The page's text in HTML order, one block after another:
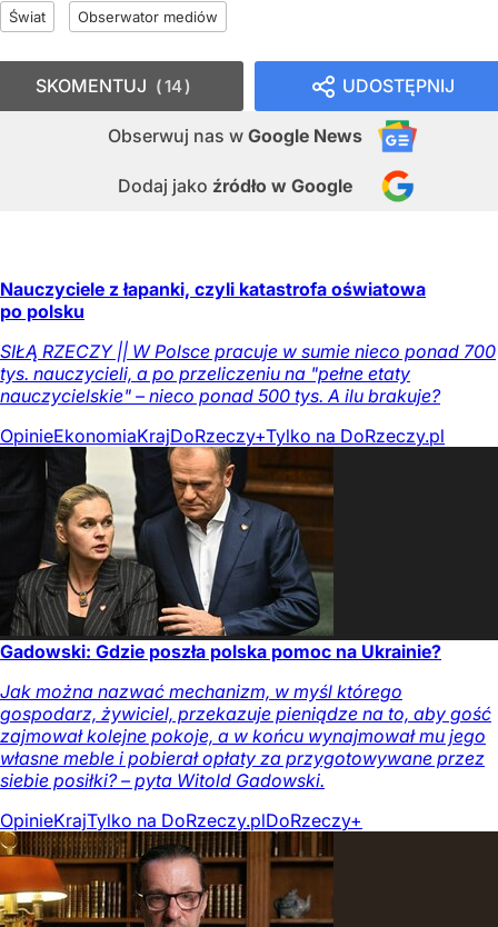
Świat Obserwator mediów
UDOSTĘPNIJ
Obserwuj nas w Google News
Dodaj jako źródło w Google
SKOMENTUJ 14
Nauczyciele z łapanki, czyli katastrofa oświatowa
po polsku
SIŁĄ RZECZY || W Polsce pracuje w sumie nieco ponad 700
tys. nauczycieli, a po przeliczeniu na "pełne etaty
nauczycielskie" – nieco ponad 500 tys. A ilu brakuje?
OpinieEkonomiaKrajDoRzeczy+Tylko na DoRzeczy.pl
Gadowski: Gdzie poszła polska pomoc na Ukrainie?
Jak można nazwać mechanizm, w myśl którego
gospodarz, żywiciel, przekazuje pieniądze na to, aby gość
zajmował kolejne pokoje, a w końcu wynajmował mu jego
własne meble i pobierał opłaty za przygotowywane przez
siebie posiłki? – pyta Witold Gadowski.
OpinieKrajTylko na DoRzeczy.plDoRzeczy+